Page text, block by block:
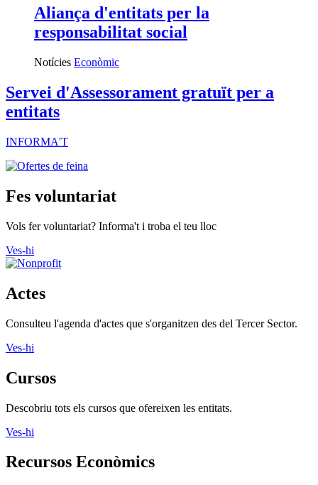
Aliança d'entitats per la
responsabilitat social
Notícies Econòmic
Servei d'Assessorament gratuït per a
entitats
INFORMA'T
Fes voluntariat
Vols fer voluntariat? Informa't i troba el teu lloc
Ves-hi
Actes
Consulteu l'agenda d'actes que s'organitzen des del Tercer Sector.
Ves-hi
Cursos
Descobriu tots els cursos que ofereixen les entitats.
Ves-hi
Recursos Econòmics